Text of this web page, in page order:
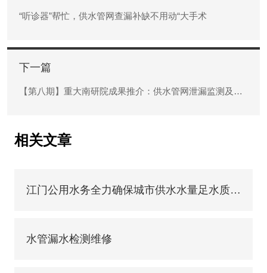
“听诊器”帮忙，供水管网查漏补缺不用动“大手术
下一篇
【第八期】重大南研院成果推介：供水管网泄漏监测及定位仪器
相关文章
江门公用水务全力确保城市供水水量足水质优水压稳
水管漏水检测维修